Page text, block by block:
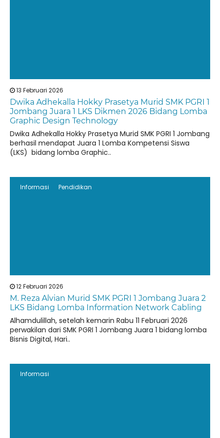
13 Februari 2026
Dwika Adhekalla Hokky Prasetya Murid SMK PGRI 1
Jombang Juara 1 LKS Dikmen 2026 Bidang Lomba
Graphic Design Technology
Dwika Adhekalla Hokky Prasetya Murid SMK PGRI 1 Jombang
berhasil mendapat Juara 1 Lomba Kompetensi Siswa
(LKS) bidang lomba Graphic..
Informasi Pendidikan
12 Februari 2026
M. Reza Alvian Murid SMK PGRI 1 Jombang Juara 2
LKS Bidang Lomba Information Network Cabling
Alhamdulillah, setelah kemarin Rabu 11 Februari 2026
perwakilan dari SMK PGRI 1 Jombang Juara 1 bidang lomba
Bisnis Digital, Hari..
Informasi